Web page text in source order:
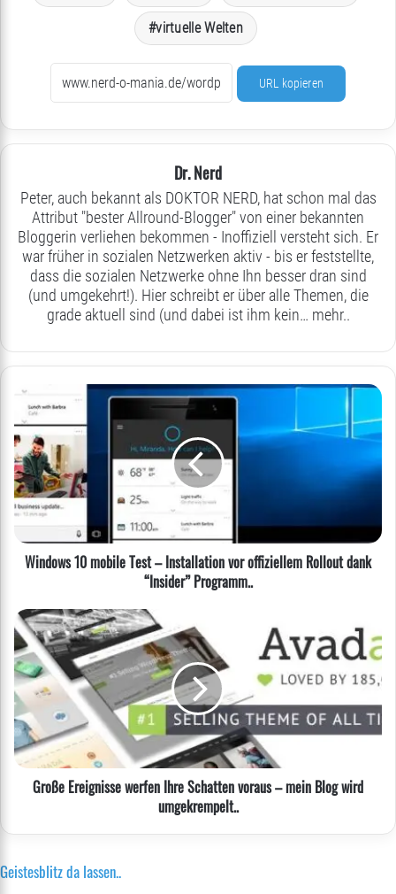
virtuelle Welten
URL kopieren
Dr. Nerd
Peter, auch bekannt als DOKTOR NERD, hat schon mal das
Attribut "bester Allround-Blogger" von einer bekannten
Bloggerin verliehen bekommen - Inoffiziell versteht sich. Er
war früher in sozialen Netzwerken aktiv - bis er feststellte,
dass die sozialen Netzwerke ohne Ihn besser dran sind
(und umgekehrt!). Hier schreibt er über alle Themen, die
grade aktuell sind (und dabei ist ihm kein… mehr..
Windows
10
mobile
Test
–
Installation
vor
offiziellem
Rollout
dank
Programm..
Windows 10 mobile Test – Installation vor offiziellem Rollout dank
“Insider” Programm..
Große
Ereignisse
werfen
Ihre
Schatten
voraus
–
mein
Blog
wirdGroße Ereignisse werfen Ihre Schatten voraus – mein Blog wird
umgekrempelt..
Geistesblitz da lassen..